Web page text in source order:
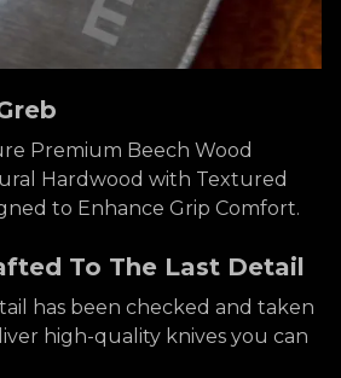
Premium Beech Wood
Hardwood with Textured
to Enhance Grip Comfort.
To The Last Detail
has been checked and taken
high-quality knives you can